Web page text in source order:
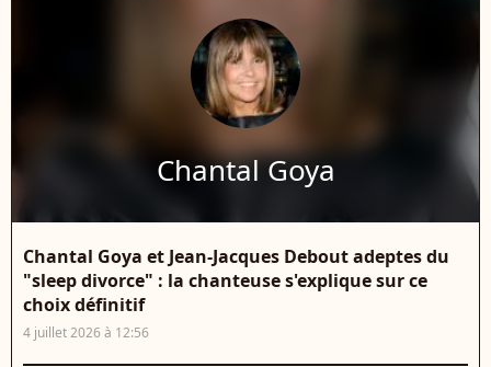
Chantal Goya
Chantal Goya et Jean-Jacques Debout adeptes du
"sleep divorce" : la chanteuse s'explique sur ce
choix définitif
4 juillet 2026 à 12:56